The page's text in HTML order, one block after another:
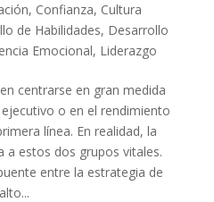
, Confianza, Cultura
de Habilidades, Desarrollo
Emocional, Liderazgo
centrarse en gran medida
o en el rendimiento
línea. En realidad, la
a estos dos grupos vitales.
entre la estrategia de
alto...